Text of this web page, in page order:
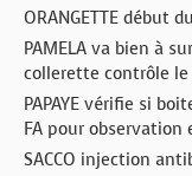
ORANGETTE début
PAMELA va bien à
collerette contrôle le
PAPAYE vérifie si
FA pour observation
SACCO injection